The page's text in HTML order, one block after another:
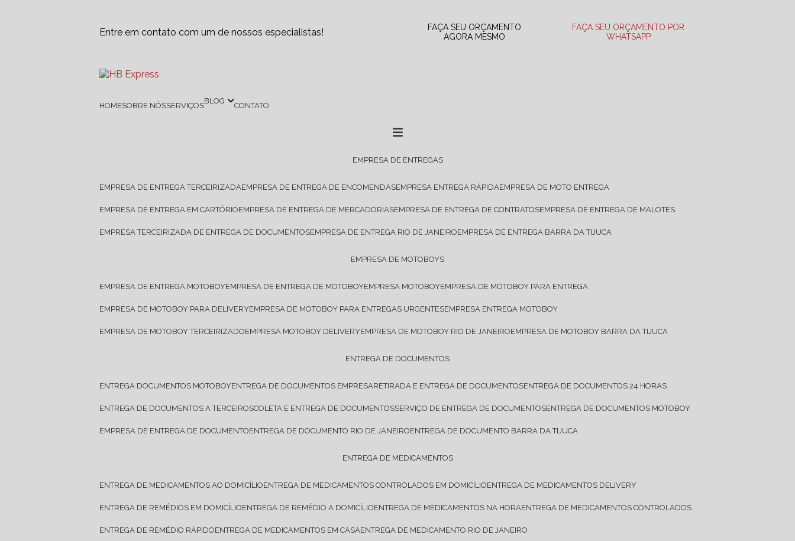
Entre em contato com um de nossos especialistas!
FAÇA SEU ORÇAMENTO
AGORA MESMO
FAÇA SEU ORÇAMENTO POR
WHATSAPP
HOME SOBRE NÓS SERVIÇOS BLOG CONTATO
EMPRESA DE ENTREGAS
EMPRESA DE ENTREGA TERCEIRIZADA EMPRESA DE ENTREGA DE ENCOMENDAS EMPRESA ENTREGA RÁPIDA EMPRESA DE MOTO ENTREGA
EMPRESA DE ENTREGA EM CARTÓRIO EMPRESA DE ENTREGA DE MERCADORIAS EMPRESA DE ENTREGA DE CONTRATOS EMPRESA DE ENTREGA DE MALOTES
EMPRESA TERCEIRIZADA DE ENTREGA DE DOCUMENTOS EMPRESA DE ENTREGA RIO DE JANEIRO EMPRESA DE ENTREGA BARRA DA TIJUCA
EMPRESA DE MOTOBOYS
EMPRESA DE ENTREGA MOTOBOY EMPRESA DE ENTREGA DE MOTOBOY EMPRESA MOTOBOY EMPRESA DE MOTOBOY PARA ENTREGA
EMPRESA DE MOTOBOY PARA DELIVERY EMPRESA DE MOTOBOY PARA ENTREGAS URGENTES EMPRESA ENTREGA MOTOBOY
EMPRESA DE MOTOBOY TERCEIRIZADO EMPRESA MOTOBOY DELIVERY EMPRESA DE MOTOBOY RIO DE JANEIRO EMPRESA DE MOTOBOY BARRA DA TIJUCA
ENTREGA DE DOCUMENTOS
ENTREGA DOCUMENTOS MOTOBOY ENTREGA DE DOCUMENTOS EMPRESA RETIRADA E ENTREGA DE DOCUMENTOS ENTREGA DE DOCUMENTOS 24 HORAS
ENTREGA DE DOCUMENTOS A TERCEIROS COLETA E ENTREGA DE DOCUMENTOS SERVIÇO DE ENTREGA DE DOCUMENTOS ENTREGA DE DOCUMENTOS MOTOBOY
EMPRESA DE ENTREGA DE DOCUMENTO ENTREGA DE DOCUMENTO RIO DE JANEIRO ENTREGA DE DOCUMENTO BARRA DA TIJUCA
ENTREGA DE MEDICAMENTOS
ENTREGA DE MEDICAMENTOS AO DOMICÍLIO ENTREGA DE MEDICAMENTOS CONTROLADOS EM DOMICÍLIO ENTREGA DE MEDICAMENTOS DELIVERY
ENTREGA DE REMÉDIOS EM DOMICÍLIO ENTREGA DE REMÉDIO A DOMICÍLIO ENTREGA DE MEDICAMENTOS NA HORA ENTREGA DE MEDICAMENTOS CONTROLADOS
ENTREGA DE REMÉDIO RÁPIDO ENTREGA DE MEDICAMENTOS EM CASA ENTREGA DE MEDICAMENTO RIO DE JANEIRO